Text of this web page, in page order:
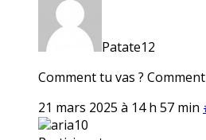
Patate12
Comment tu vas ?
21 mars 2025 à 14 h 57 min
aria10